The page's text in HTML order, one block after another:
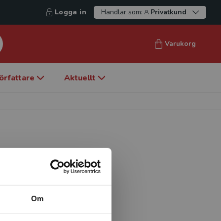
Om
Logga in Handlar som: Privatkund
Varukorg
Aktuellt
och historia och har
intentioner med
de senaste sju åren